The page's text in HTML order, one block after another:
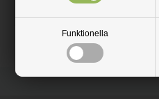
Funktionella
Kroklängd: 10,2 cm